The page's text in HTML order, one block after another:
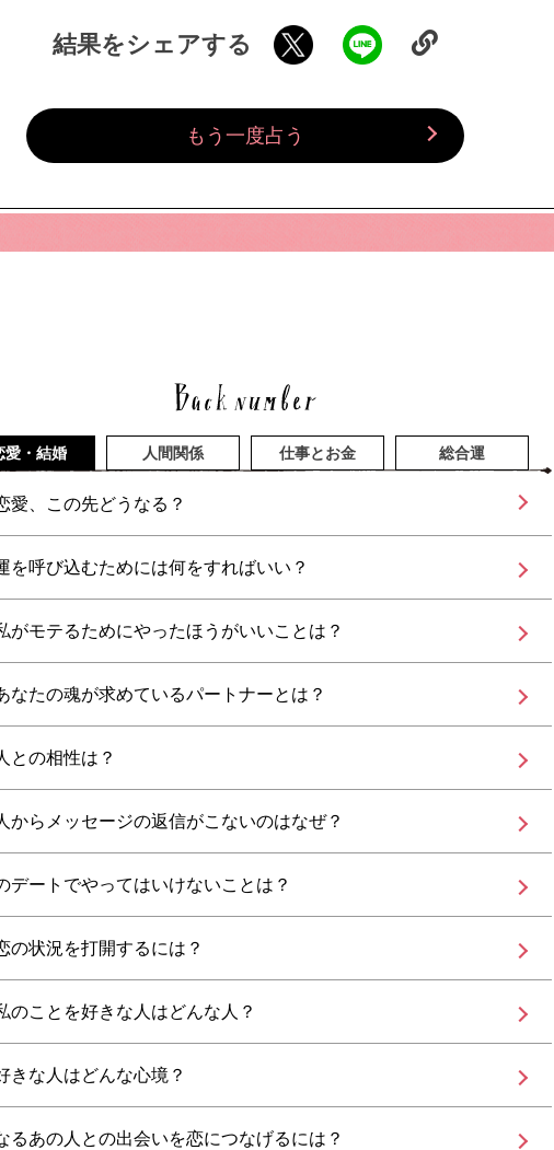
結果をシェアする
もう一度占う
愛・結婚 人間関係 仕事とお金 総合運
愛、この先どうなる？
を呼び込むためには何をすればいい？
がモテるためにやったほうがいいことは？
なたの魂が求めているパートナーとは？
との相性は？
からメッセージの返信がこないのはなぜ？
デートでやってはいけないことは？
の状況を打開するには？
のことを好きな人はどんな人？
きな人はどんな心境？
るあの人との出会いを恋につなげるには？